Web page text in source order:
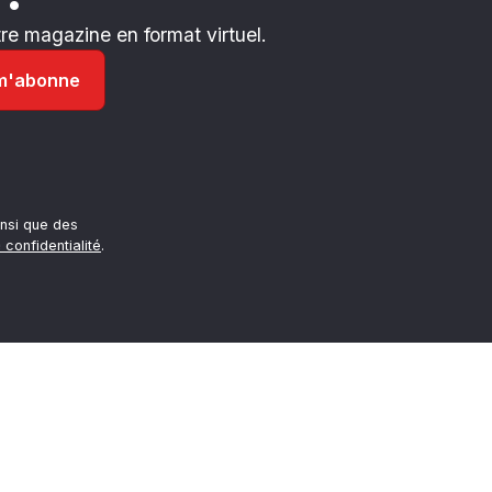
magazine en format virtuel.
que des
confidentialité.